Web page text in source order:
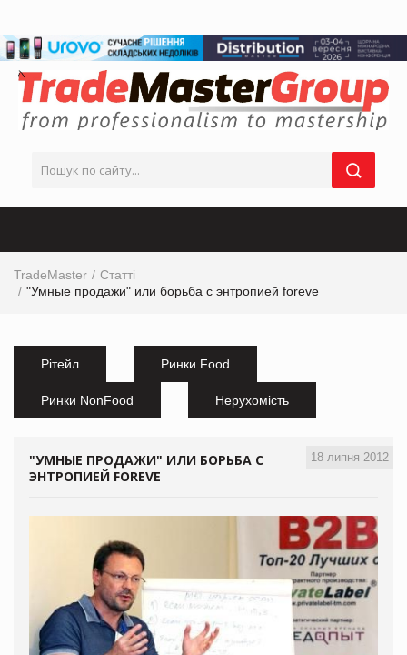
TradeMaster
Статті
"Умные продажи" или борьба с энтропией foreve
Рітейл Ринки Food
Ринки NonFood Нерухомість
18 липня 2012
"УМНЫЕ ПРОДАЖИ" ИЛИ БОРЬБА С
ЭНТРОПИЕЙ FOREVE